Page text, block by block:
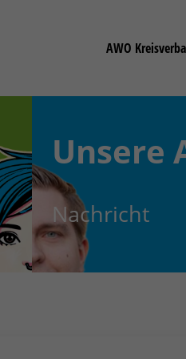
AWO
Unsere
Nachricht